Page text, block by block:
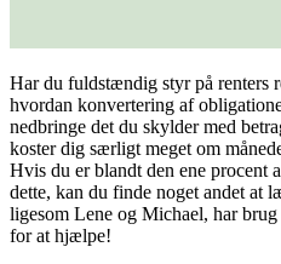
Har du fuldstændig styr på renters
hvordan konvertering af
nedbringe det du skylder med
koster dig særligt meget om
Hvis du er blandt den ene procent
dette, kan du finde noget andet at
ligesom Lene og Michael, har
for at hjælpe!